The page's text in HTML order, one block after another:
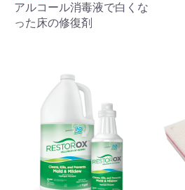
アルコール消毒液で白くな
った床の修復剤